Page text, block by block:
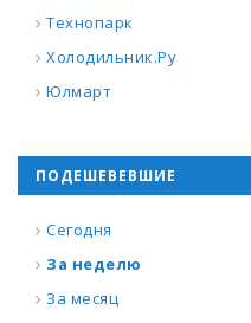
Технопарк
Холодильник.Ру
Юлмарт
ПОДЕШЕВЕВШИЕ
Сегодня
За неделю
За месяц